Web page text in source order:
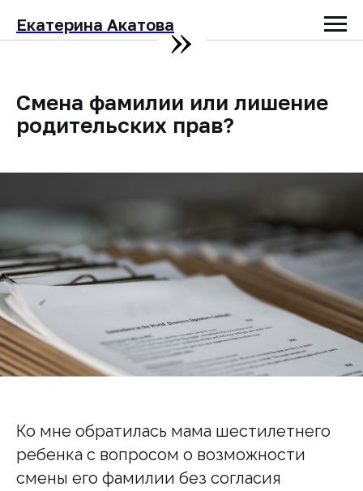
Екатерина Акатова»
Смена фамилии или лишение
родительских прав?
Ко мне обратилась мама шестилетнего
ребенка с вопросом о возможности
смены его фамилии без согласия